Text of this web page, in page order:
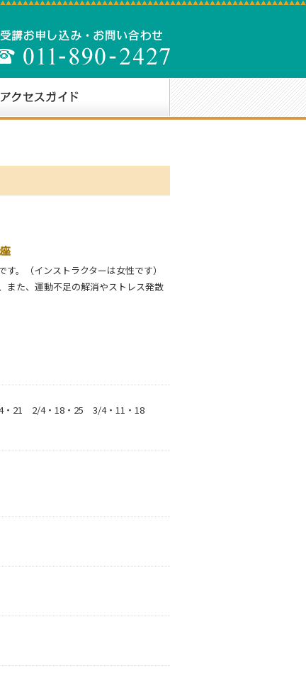
す。（インストラクターは女性です）
また、運動不足の解消やストレス発散
21 2/4・18・25 3/4・11・18